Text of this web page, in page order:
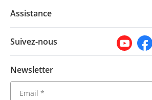
Assistance
Suivez-nous
Newsletter